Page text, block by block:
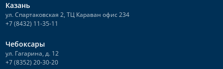
Казань
ул. Спартаковская 2, ТЦ Караван офис 234
+7 (8432) 11-35-11
Чебоксары
ул. Гагарина, д. 12
+7 (8352) 20-30-20